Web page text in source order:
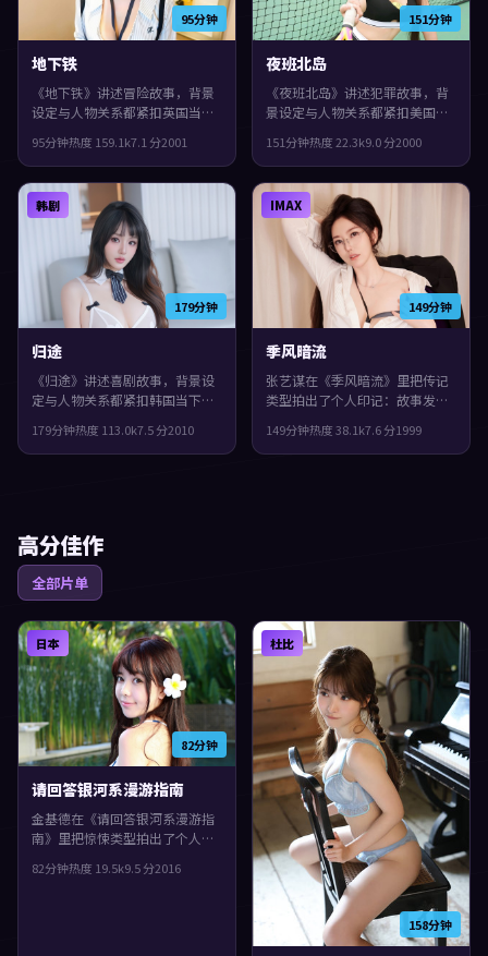
95分钟
地下铁
《地下铁》讲述冒险故事，背景
设定与人物关系都紧扣英国当下
执导，肖战、黄政民、谭卓领
衔。真相像洋葱一样被层层剥
开，观感紧凑，值得推荐。
95分钟热度 159.1k7.1分2001
151分钟
夜班北岛
《夜班北岛》讲述犯罪故事，背
景设定与人物关系都紧扣美国当
浩执导，王凯、木村拓哉、文淇
领衔。人物在道德与生存之间反
复拉扯，观感紧凑，值得推荐。
151分钟热度22.3k9.0分2000
179分钟
韩剧
归途
《归途》讲述喜剧故事，背景设
定与人物关系都紧扣韩国当下的
·卡隆执导，小松菜奈、孙艺
珍、白宇领衔。节奏前半段克制
179分钟热度 113.0k7.5分2010
149分钟
IMAX
季风暗流
张艺谋在《季风暗流》里把传记
类型拍出了个人印记：故事发生
主演包括周迅、刘青云、孔刘。
真相像洋葱一样被层层剥开，整
149分钟热度38.1k7.6分1999
高分佳作
全部片单
82分钟
日本
请回答银河系漫游指南
金基德在《请回答银河系漫游指
南》里把惊悚类型拍出了个人印
观众见面。主演包括雷佳音、安
82分钟热度 19.5k9.5分2016
158分钟
杜比